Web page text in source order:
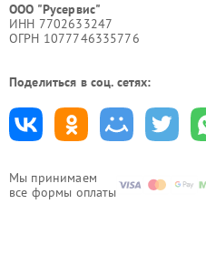
Мы принимаем
все формы оплаты
ООО "Русервис"
ИНН 7702633247
ОГРН 1077746335776
Поделиться в соц. сетях: